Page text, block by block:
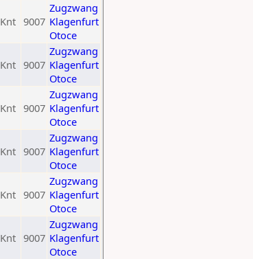
Knt 9007
Zugzwang
Klagenfurt
Otoce
Knt 9007
Zugzwang
Klagenfurt
Otoce
Knt 9007
Zugzwang
Klagenfurt
Otoce
Knt 9007
Zugzwang
Klagenfurt
Otoce
Knt 9007
Zugzwang
Klagenfurt
Otoce
Knt 9007
Zugzwang
Klagenfurt
Otoce